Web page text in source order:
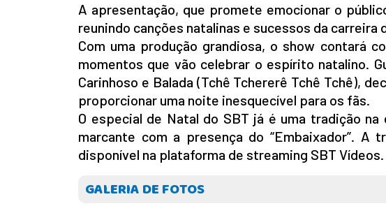
A apresentação, que promete emocionar o
reunindo canções natalinas e sucessos da carreira
Com uma produção grandiosa, o show contará
momentos que vão celebrar o espírito natalino.
Carinhoso e Balada (Tchê Tchererê Tchê Tchê),
proporcionar uma noite inesquecível para os fãs.
O especial de Natal do SBT já é uma tradição
marcante com a presença do “Embaixador”.
disponível na plataforma de streaming SBT Vídeos.
GALERIA DE FOTOS